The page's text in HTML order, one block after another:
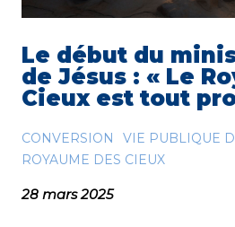
Le début du
de Jésus : « Le
Cieux est tout
CONVERSION
VIE PUBLIQUE
ROYAUME DES CIEUX
28 mars 2025